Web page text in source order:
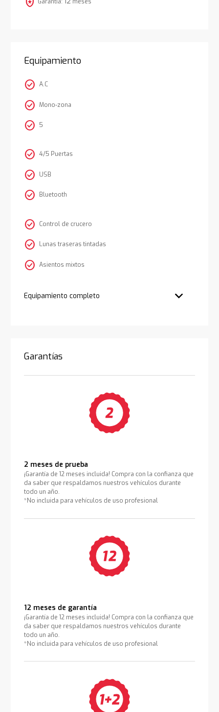
Equipamiento
check_circle A.C
check_circle Mono-zona
check_circle 5
check_circle 4/5 Puertas
check_circle USB
check_circle Bluetooth
check_circle Control de crucero
check_circle Lunas traseras tintadas
check_circle Asientos mixtos
Equipamiento completo
Garantías
2 meses de prueba
¡Garantía de 12 meses incluida! Compra con la confianza que
da saber que respaldamos nuestros vehículos durante
todo un año.
*No incluida para vehículos de uso profesional
12 meses de garantía
¡Garantía de 12 meses incluida! Compra con la confianza que
da saber que respaldamos nuestros vehículos durante
todo un año.
*No incluida para vehículos de uso profesional